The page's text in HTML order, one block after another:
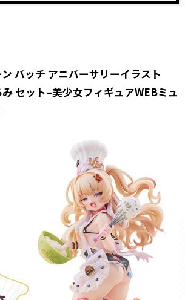
バッチ アニバーサリーイラスト
セット–美少女フィギュアWEBミュ